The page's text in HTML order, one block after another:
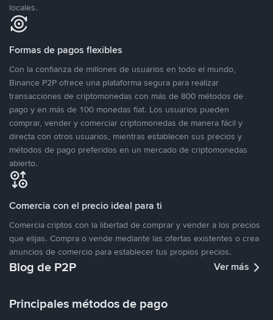
locales.
Formas de pagos flexibles
Con la confianza de millones de usuarios en todo el mundo,
Binance P2P ofrece una plataforma segura para realizar
transacciones de criptomonedas con más de 800 métodos de
pago y en más de 100 monedas fiat. Los usuarios pueden
comprar, vender y comerciar criptomonedas de manera fácil y
directa con otros usuarios, mientras establecen sus precios y
métodos de pago preferidos en un mercado de criptomonedas
abierto.
Comercia con el precio ideal para ti
Comercia criptos con la libertad de comprar y vender a los precios
que elijas. Compra o vende mediante las ofertas existentes o crea
anuncios de comercio para establecer tus propios precios.
Blog de P2P Ver más
Principales métodos de pago